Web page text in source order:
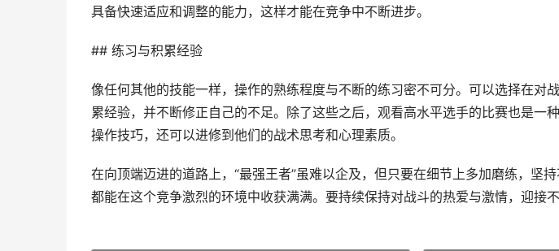
具备快速适应和调整的能力，这样才能在竞争中不断进步。
## 练习与积累经验
像任何其他的技能一样，操作的熟练程度与不断的练习密不可分。可以选择在对
累经验，并不断修正自己的不足。除了这些之后，观看高水平选手的比赛也是一
操作技巧，还可以进修到他们的战术思考和心理素质。
在向顶端迈进的道路上，“最强王者”虽难以企及，但只要在细节上多加磨练，坚
都能在这个竞争激烈的环境中收获满满。要持续保持对战斗的热爱与激情，迎接不